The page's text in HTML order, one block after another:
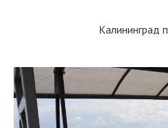
Калининград